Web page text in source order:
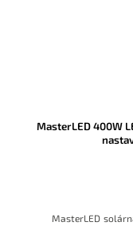
MasterLED 400W
MasterLED